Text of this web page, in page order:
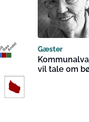
Gæster
vil tale om